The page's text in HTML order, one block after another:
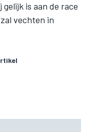
is aan de race
vechten in